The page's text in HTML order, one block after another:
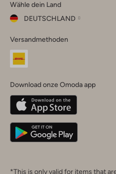
Instagram
Facebook
TikTok
Wähle dein Land
DEUTSCHLAND
dein
Land
Belgique(Français)
Deutschland
Versandmethoden
Download onze Omoda app
*This is only valid for items that